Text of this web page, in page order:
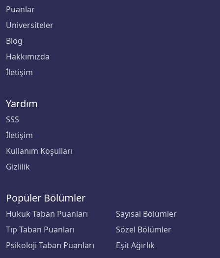
Çağ Üniversitesi
Çankaya Üniversitesi
Çukurova Üniversitesi
Dicle Üniversitesi
Doğuş Üniversitesi
Dokuz Eylül Üniversitesi
Düzce Üniversitesi
Puanlar
Üniversiteler
Blog
Hakkımızda
İletişim
Yardım
SSS
İletişim
Kullanım Koşulları
Gizlilik
Popüler Bölümler
Hukuk Taban Puanları
Tıp Taban Puanları
Psikoloji Taban Puanları
Sayısal Bölümler
Sözel Bölümler
Eşit Ağırlık